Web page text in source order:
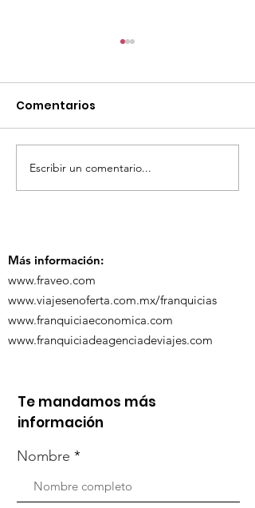
TourTravelynByFraveo
participó en la
Comentarios
Escribir un comentario...
Más información:
www.fraveo.com
www.viajesenoferta.com.mx/franquicias
www.franquiciaeconomica.com
www.franquiciadeagenciadeviajes.com
Te mandamos más
información
Nombre